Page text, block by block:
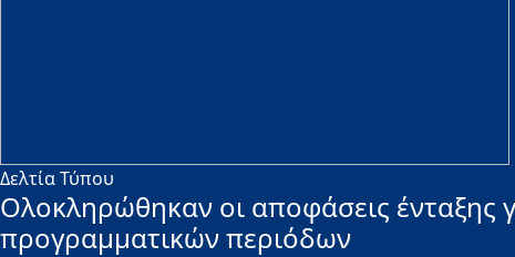
Δελτία Τύπου
Ολοκληρώθηκαν οι αποφάσεις ένταξης
προγραμματικών περιόδων